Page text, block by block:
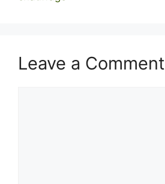
Leave a Comment